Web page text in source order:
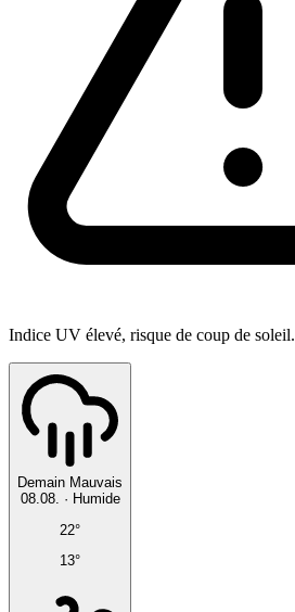
Indice UV élevé, risque de coup de soleil.
Demain Mauvais
08.08. · Humide
22°
13°